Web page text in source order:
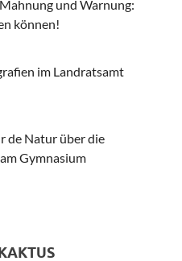
und Warnung:
können!
im Landratsamt
de Natur über die
Gymnasium